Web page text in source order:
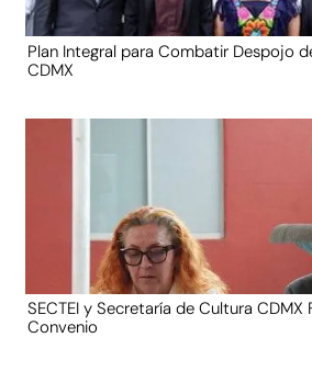
Plan Integral para Combatir Despojo
CDMX
SECTEI y Secretaría de Cultura CDMX
Convenio